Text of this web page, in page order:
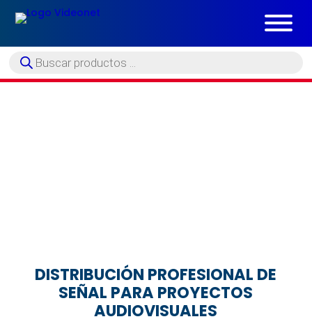
Búsqueda
de
DISTRIBUCIÓN PROFESIONAL DE
SEÑAL PARA PROYECTOS
AUDIOVISUALES